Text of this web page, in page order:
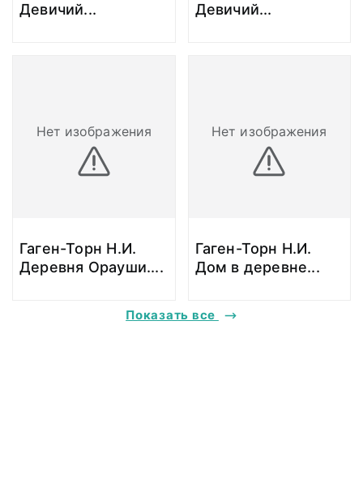
Девичий...
Девичий...
Нет изображения
Гаген-Торн Н.И.
Деревня Орауши....
Нет изображения
Гаген-Торн Н.И.
Дом в деревне...
Показать все